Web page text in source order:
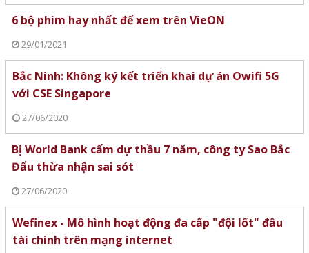
6 bộ phim hay nhất để xem trên VieON
29/01/2021
Bắc Ninh: Không ký kết triển khai dự án Owifi 5G
với CSE Singapore
27/06/2020
Bị World Bank cấm dự thầu 7 năm, công ty Sao Bắc
Đẩu thừa nhận sai sót
27/06/2020
Wefinex - Mô hình hoạt động đa cấp "đội lốt" đầu
tài chính trên mạng internet